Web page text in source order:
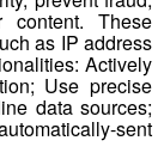
These
as IP address
Actively
Use precise
data sources;
sent